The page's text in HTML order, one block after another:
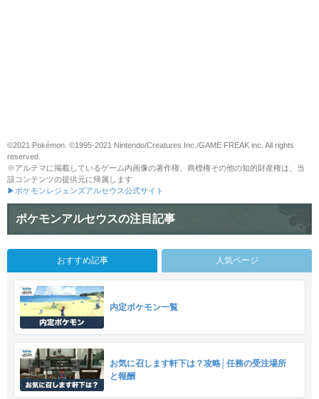
©2021 Pokémon. ©1995-2021 Nintendo/Creatures Inc./GAME FREAK inc. All rights
reserved.
※アルテマに掲載しているゲーム内画像の著作権、商標権その他の知的財産権は、当
該コンテンツの提供元に帰属します
▶ポケモンレジェンズアルセウス公式サイト
ポケモンアルセウスの注目記事
おすすめ記事 人気ページ
内定ポケモン一覧
お気に召します軒下は？攻略│任務の受注場所
と報酬